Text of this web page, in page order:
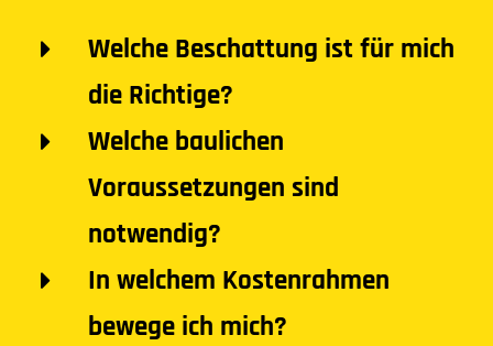
Welche Beschattung ist für mich
die Richtige?
Welche baulichen
Voraussetzungen sind
notwendig?
In welchem Kostenrahmen
bewege ich mich?